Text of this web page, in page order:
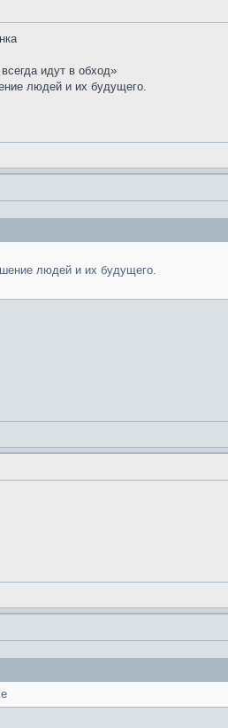
идут в обход»
людей и их будущего.
людей и их будущего.